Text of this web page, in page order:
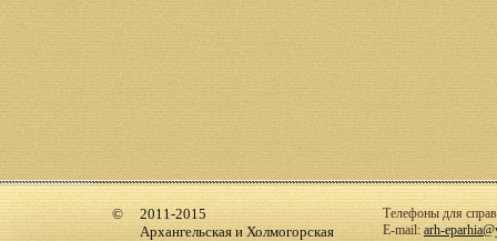
2011-2015
Архангельская и Холмогорская
Телефоны для
E-mail: arh-